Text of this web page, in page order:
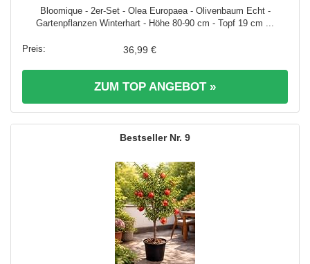
Bloomique - 2er-Set - Olea Europaea - Olivenbaum Echt -
Gartenpflanzen Winterhart - Höhe 80-90 cm - Topf 19 cm ...
36,99 €
ZUM TOP ANGEBOT »
9